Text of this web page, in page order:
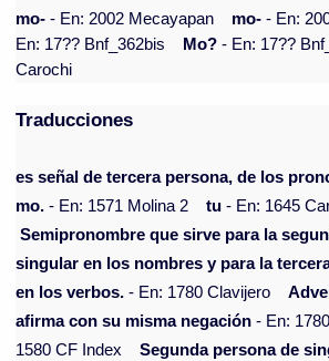
mo- - En: 2002 Mecayapan mo- - En:
En: 17?? Bnf_362bis
Mo? - En: 17??
Carochi
Traducciones
es señal de tercera persona, de los
mo. - En: 1571 Molina 2 tu - En: 1645
Semipronombre que sirve para la
singular en los nombres y para la
en los verbos. - En: 1780 Clavijero
afirma con su misma negación - En:
1580 CF Index
Segunda persona de